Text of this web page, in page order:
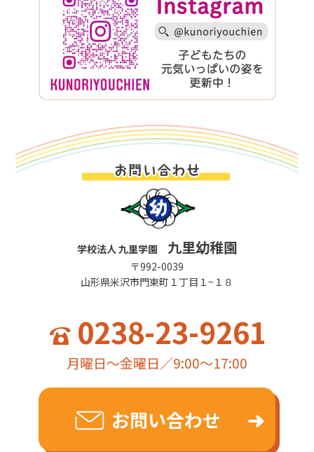
学校法人 九里学園 九里幼稚園
〒992-0039
山形県米沢市門東町１丁目１−１８
0238-23-9261
月曜日～金曜日／9:00～17:00
お問い合わせ